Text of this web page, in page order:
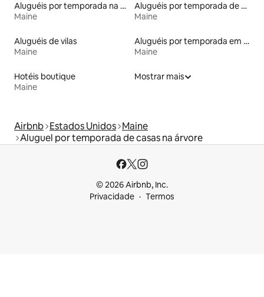
Aluguéis por temporada na orla
Maine
Aluguéis por temporada de celeiros
Maine
Aluguéis de vilas
Maine
Aluguéis por temporada em albergue
Maine
Hotéis boutique
Maine
Mostrar mais
Airbnb Estados Unidos Maine
Aluguel por temporada de casas na árvore
© 2026 Airbnb, Inc.
Privacidade
Termos